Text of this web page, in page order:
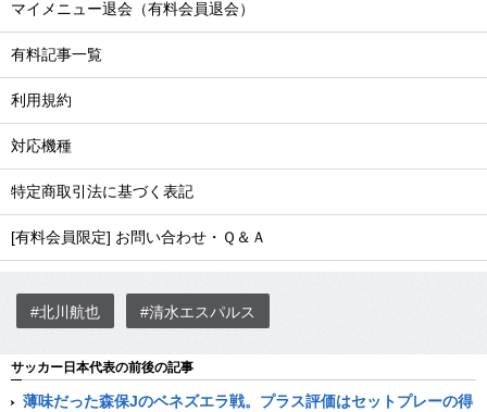
マイメニュー退会（有料会員退会）
有料記事一覧
利用規約
対応機種
特定商取引法に基づく表記
[有料会員限定] お問い合わせ・Ｑ＆Ａ
#北川航也 #清水エスパルス
サッカー日本代表の前後の記事
薄味だった森保Jのベネズエラ戦。プラス評価はセットプレーの得